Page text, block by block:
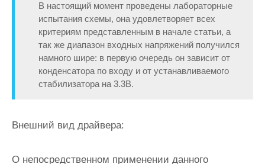
В настоящий момент проведены лабораторные
испытания схемы, она удовлетворяет всех
критериям представленным в начале статьи, а
так же диапазон входных напряжений получился
намного шире: в первую очередь он зависит от
конденсатора по входу и от устанавливаемого
стабилизатора на 3.3В.
Внешний вид драйвера:
О непосредственном применении данного